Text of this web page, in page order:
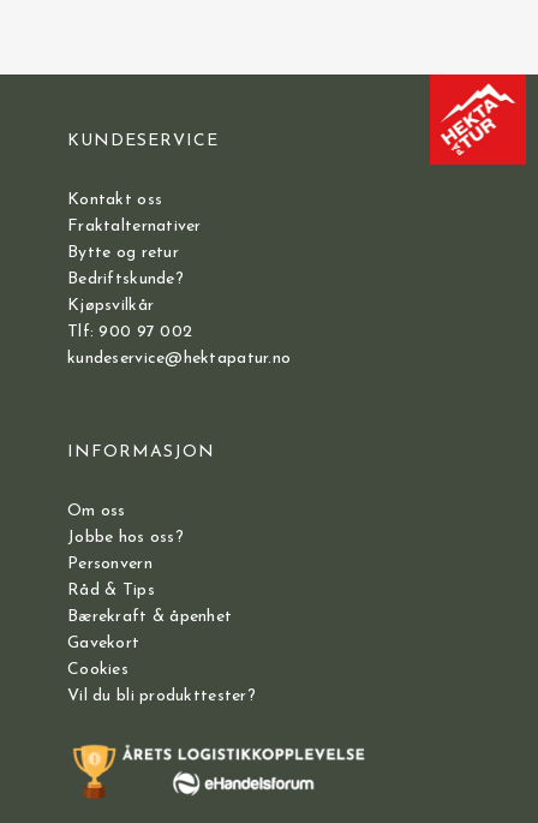
KUNDESERVICE
Kontakt oss
Fraktalternativer
Bytte og retur
Bedriftskunde?
Kjøpsvilkår
Tlf: 900 97 002
kundeservice@hektapatur.no
INFORMASJON
Om oss
Jobbe hos oss?
Personvern
Råd & Tips
Bærekraft & åpenhet
Gavekort
Cookies
Vil du bli produkttester?